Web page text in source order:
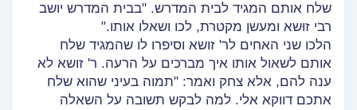
שלח אותם המגיד לבית המדרש. "בבית המדרש יושב
רבי זוּשא ומעשן מקטרת, לכו ושאלו אותו."
הלכו שני האחים לר' זושא וסיפרו לו שהמגיד שלח
אותם לשאול אותו איך מברכים על הרעה. ר' זושא לא
ענה להם, אלא צחק ואמר: "תמוה בעיני שהוא שלח
אתכם דווקא אלי. למה לבקש תשובה על השאלה